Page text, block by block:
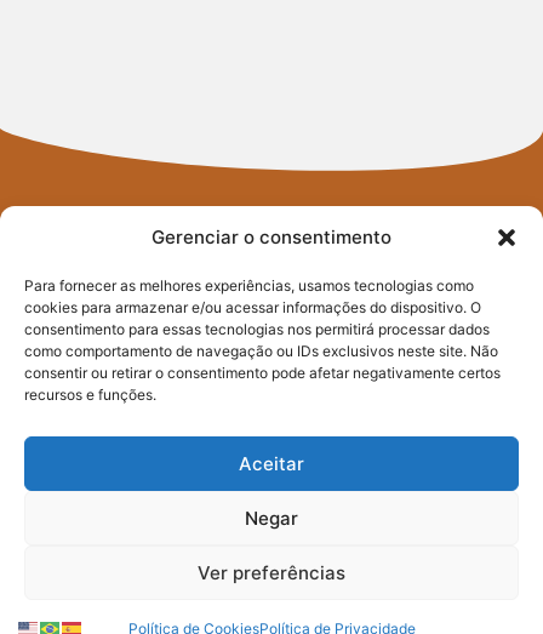
Gerenciar o consentimento
Para fornecer as melhores experiências, usamos tecnologias como
cookies para armazenar e/ou acessar informações do dispositivo. O
consentimento para essas tecnologias nos permitirá processar dados
como comportamento de navegação ou IDs exclusivos neste site. Não
consentir ou retirar o consentimento pode afetar negativamente certos
recursos e funções.
Aceitar
Negar
Ver preferências
Política de CookiesPolítica de Privacidade
FIQUE POR
DENTRO
DO PACTO
CONTRA A FOME
Assine nossa newsletter e saiba